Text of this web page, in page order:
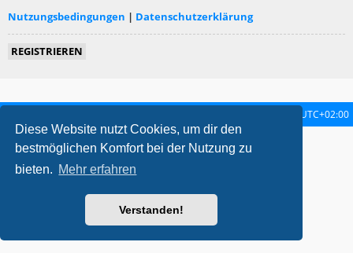
Diese Website nutzt Cookies, um dir den
bestmöglichen Komfort bei der Nutzung zu
bieten. Mehr erfahren
Verstanden!
Nutzungsbedingungen | Datenschutzerklärung
REGISTRIEREN
UTC+02:00
metrolike style by Eric Seguin Updated for phpBB3.2 by
Powered byphpBB ® Forum Software © phpBB Limited
Deutsche Übersetzung durch